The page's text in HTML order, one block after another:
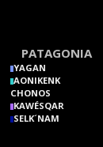
PATAGONIA
YAGAN
AONIKENK
CHONOS
KAWÉSQAR
SELK´NAM